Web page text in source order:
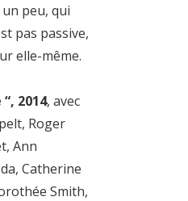
peu, qui
pas passive,
elle-même.
2014, avec
Roger
Ann
Catherine
Smith,